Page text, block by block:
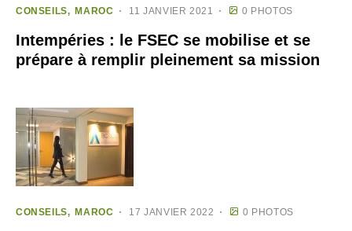
CONSEILS MAROC 11 JANVIER 2021 0 PHOTOS
Intempéries : le FSEC se mobilise et se
prépare à remplir pleinement sa mission
CONSEILS MAROC 17 JANVIER 2022 0 PHOTOS